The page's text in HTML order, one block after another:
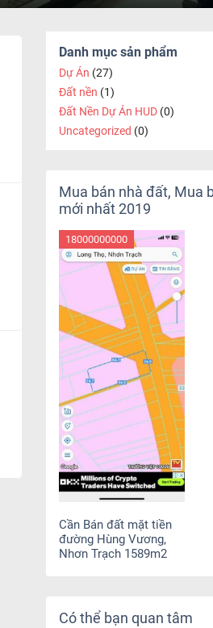
Danh mục sản phẩm
Dự Án (27)
Đất nền (1)
Đất Nền Dự Án HUD (0)
Uncategorized (0)
Mua bán nhà đất, Mua
mới nhất 2019
18000000000
Cần Bán đất mặt tiền
đường Hùng Vương,
Nhơn Trạch 1589m2
Có thể bạn quan tâm